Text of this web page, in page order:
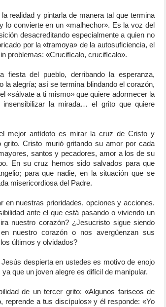
realidad y pintarla de manera tal que termina
lo convierte en un «malhechor». Es la voz del
desacreditando especialmente a quien no
por la «tramoya» de la autosuficiencia, el
problemas: «Crucifícalo, crucifícalo».
fiesta del pueblo, derribando la esperanza,
la alegría; así se termina blindando el corazón,
«sálvate a ti mismo» que quiere adormecer la
insensibilizar la mirada… el grito que quiere
mejor antídoto es mirar la cruz de Cristo y
grito. Cristo murió gritando su amor por cada
santos y pecadores, amor a los de su
En su cruz hemos sido salvados para que
para que nadie, en la situación que se
misericordiosa del Padre.
en nuestras prioridades, opciones y acciones.
ante el que está pasando o viviendo un
nuestro corazón? ¿Jesucristo sigue siendo
nuestro corazón o nos avergüenzan sus
últimos y olvidados?
despierta en ustedes es motivo de enojo
que un joven alegre es difícil de manipular.
de un tercer grito: «Algunos fariseos de
reprende a tus discípulos» y él responde: «Yo